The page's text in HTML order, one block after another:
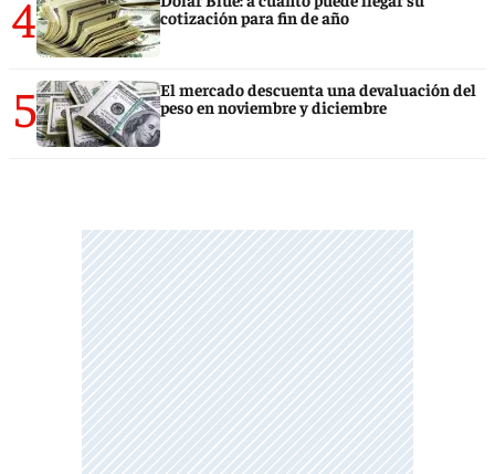
4
cotización para fin de año
5
El mercado descuenta una devaluación del
peso en noviembre y diciembre